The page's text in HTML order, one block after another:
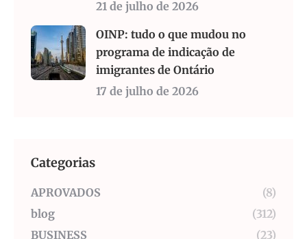
21 de julho de 2026
OINP: tudo o que mudou no
programa de indicação de
imigrantes de Ontário
17 de julho de 2026
Categorias
APROVADOS
(8)
blog
(312)
BUSINESS
(23)